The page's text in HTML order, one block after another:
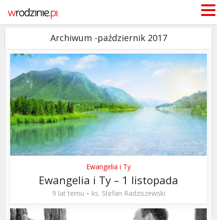
Archiwum -październik 2017
Ewangelia i Ty
Ewangelia i Ty – 1 listopada
9 lat temu ks. Stefan Radziszewski